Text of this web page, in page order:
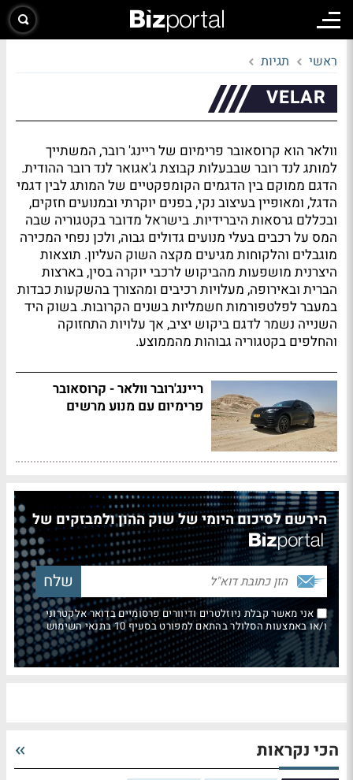
ראשי תגיות
VELAR
וולאר הוא קרוסאובר פרימיום של ריינג' רובר, המשתייך
למותג לנד רובר שבבעלות קבוצת ג'אגואר לנד רובר ההודית.
הדגם ממוקם בין הדגמים הקומפקטיים של המותג לבין דגמי
הדגל, ומאופיין בעיצוב נקי, בפנים יוקרתי ובמנועים חזקים,
ובכללם גרסאות היברידיות. בישראל מדובר בקטגוריה שבה
המס על רכבים בעלי מנועים גדולים גבוה, ולכן נפחי המכירה
מוגבלים והלקוחות מגיעים מקצה השוק העליון. תוצאות
היצרנית מושפעות מהביקוש לרכבי יוקרה בסין, בארצות
הברית ובאירופה, מעלויות רכיבים ומהצורך בהשקעות כבדות
במעבר לפלטפורמות חשמליות בשנים הקרובות. בשוק היד
השנייה נשמר לדגם ביקוש יציב, אך עלויות התחזוקה
והחלפים בקטגוריה גבוהות מהממוצע.
ריינג'רובר וולאר - קרוסאובר
פרימיום עם מנוע מרשים
הירשם לסיכום היומי של שוק ההון ולמבזקים של
אני מאשר קבלת ניוזלטרים ודיוורים פרסומיים בדואר אלקטרוני
ו/או באמצעות הסלולר בהתאם למפורט בסעיף 10 בתנאי השימוש
הכי נקראות